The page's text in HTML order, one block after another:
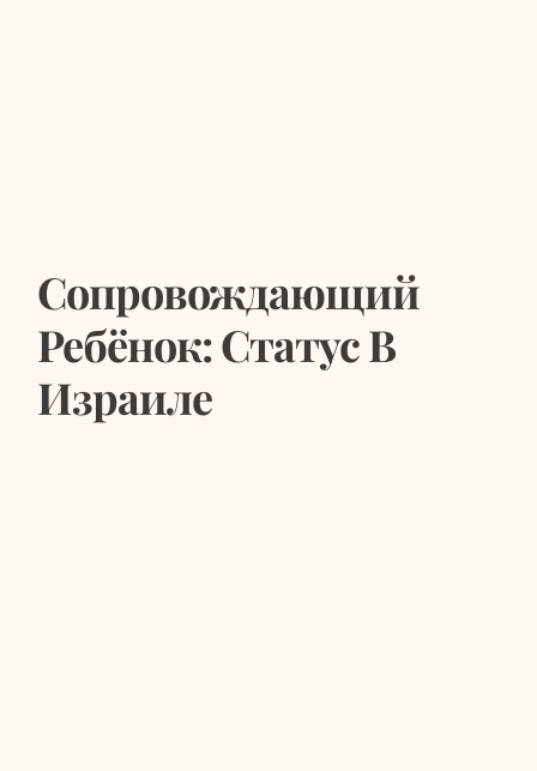
Сопровождающий
Ребёнок: Статус В
Израиле